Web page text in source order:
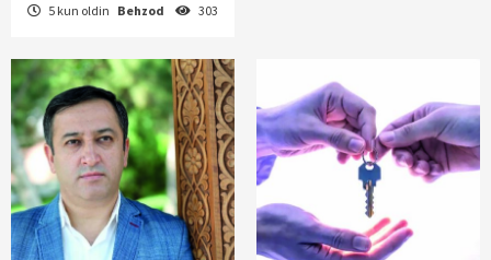
5 kun oldin Behzod 303